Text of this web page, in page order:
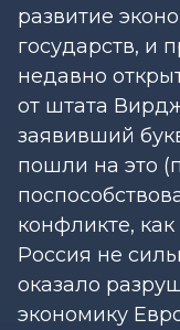
развитие
государств, и
недавно
от штата
заявивший
пошли на это
конфликте,
Россия не
оказало
экономику